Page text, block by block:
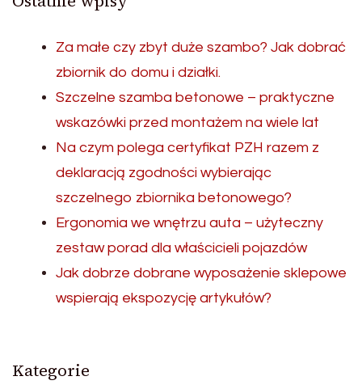
Za małe czy zbyt duże szambo? Jak dobrać
zbiornik do domu i działki.
Szczelne szamba betonowe – praktyczne
wskazówki przed montażem na wiele lat
Na czym polega certyfikat PZH razem z
deklaracją zgodności wybierając
szczelnego zbiornika betonowego?
Ergonomia we wnętrzu auta – użyteczny
zestaw porad dla właścicieli pojazdów
Jak dobrze dobrane wyposażenie sklepowe
wspierają ekspozycję artykułów?
Kategorie